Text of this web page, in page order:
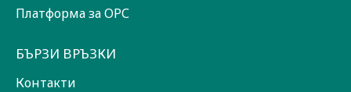
Платформа за ОРС
БЪРЗИ ВРЪЗКИ
Контакти